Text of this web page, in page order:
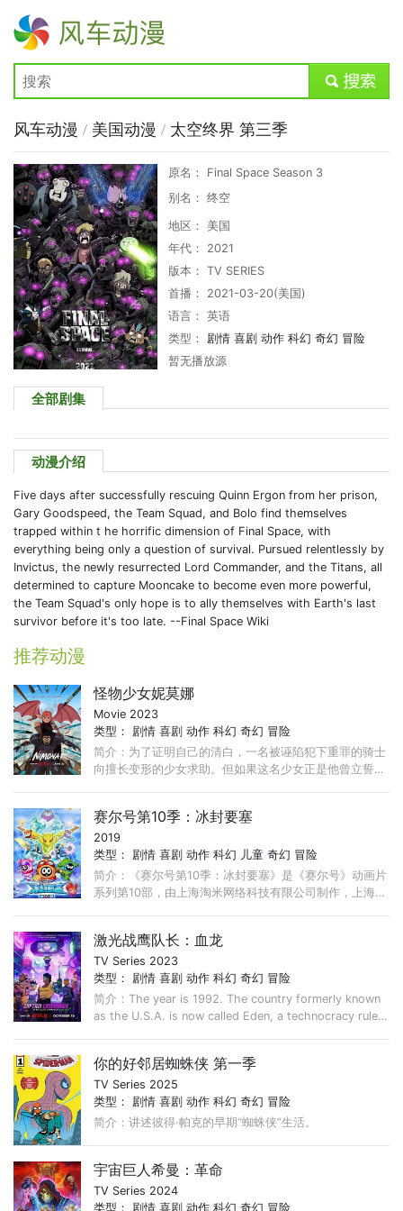
风车动漫
submit
风车动漫 / 美国动漫 / 太空终界 第三季
原名： Final Space Season 3
别名： 终空
地区： 美国
年代： 2021
版本： TV SERIES
首播： 2021-03-20(美国)
语言： 英语
类型： 剧情 喜剧 动作 科幻 奇幻 冒险
暂无播放源
全部剧集
动漫介绍
Five days after successfully rescuing Quinn Ergon from her prison,
Gary Goodspeed, the Team Squad, and Bolo find themselves
trapped within t he horrific dimension of Final Space, with
everything being only a question of survival. Pursued relentlessly by
Invictus, the newly resurrected Lord Commander, and the Titans, all
determined to capture Mooncake to become even more powerful,
the Team Squad's only hope is to ally themselves with Earth's last
survivor before it's too late. --Final Space Wiki
推荐动漫
怪物少女妮莫娜
Movie 2023
类型： 剧情 喜剧 动作 科幻 奇幻 冒险
简介：为了证明自己的清白，一名被诬陷犯下重罪的骑士
向擅长变形的少女求助。但如果这名少女正是他曾立誓要
赛尔号第10季：冰封要塞
2019
类型： 剧情 喜剧 动作 科幻 儿童 奇幻 冒险
简介：《赛尔号第10季：冰封要塞》是《赛尔号》动画片
系列第10部，由上海淘米网络科技有限公司制作，上海淘
激光战鹰队长：血龙
TV Series 2023
类型： 剧情 喜剧 动作 科幻 奇幻 冒险
简介：The year is 1992. The country formerly known
as the U.S.A. is now called Eden, a technocracy ruled
你的好邻居蜘蛛侠 第一季
TV Series 2025
类型： 剧情 喜剧 动作 科幻 奇幻 冒险
简介：讲述彼得·帕克的早期“蜘蛛侠”生活。
宇宙巨人希曼：革命
TV Series 2024
类型： 剧情 喜剧 动作 科幻 奇幻 冒险